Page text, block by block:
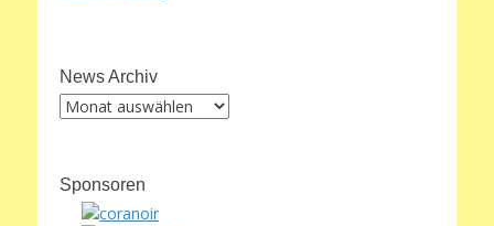
News Archiv
News
Sponsoren